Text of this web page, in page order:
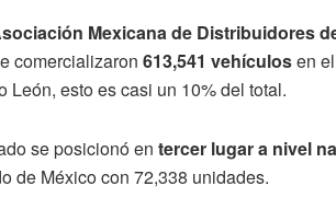
Mexicana de Distribuidores
comercializaron 613,541 vehículosen
León, esto es casi un 10% del total.
se posicionó en tercer lugar a nivel
de México con 72,338 unidades.